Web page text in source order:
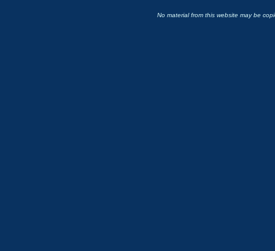
No material from this website may be